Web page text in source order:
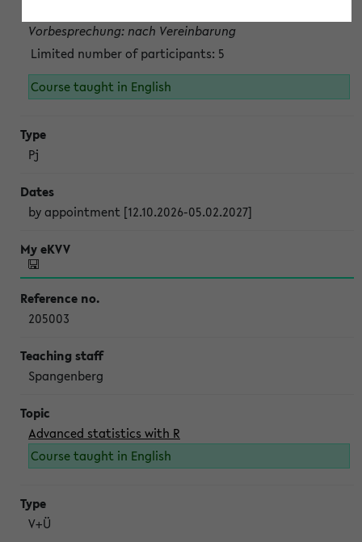
Vorbesprechung: nach Vereinbarung
Limited number of participants: 5
Course taught in English
Pj
by appointment [12.10.2026-05.02.2027]
205003
Spangenberg
Advanced statistics with R
Course taught in English
V+Ü